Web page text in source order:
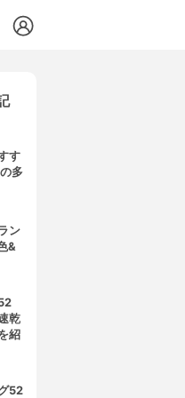
す
多
ン
&
乾
紹
52